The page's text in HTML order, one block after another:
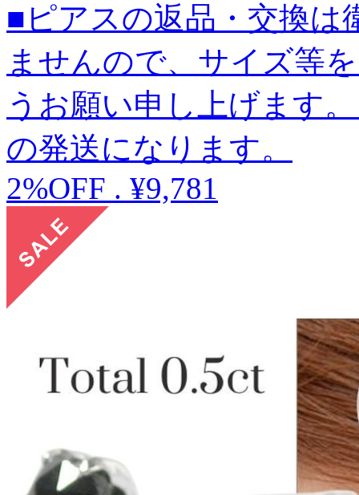
■ピアスの返品・交換は
ませんので、サイズ等
うお願い申し上げます
の発送になります。
2%OFF . ¥9,781